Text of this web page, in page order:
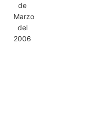
de
Marzo
del
2006